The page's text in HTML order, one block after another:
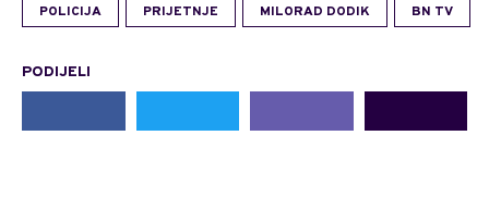
POLICIJA PRIJETNJE MILORAD DODIK BN TV
PODIJELI